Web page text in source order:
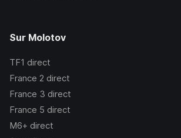
Sur Molotov
TF1 direct
France 2 direct
France 3 direct
France 5 direct
M6+ direct